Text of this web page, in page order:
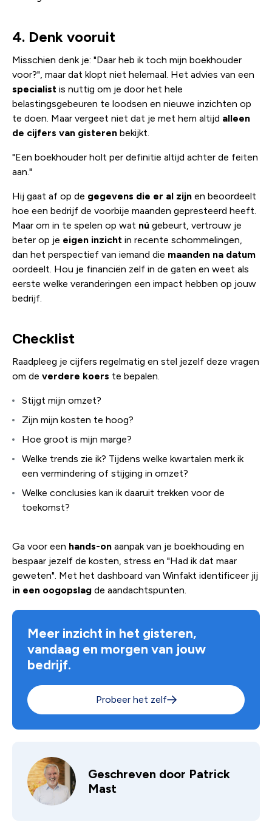
4. Denk vooruit
Misschien denk je: "Daar heb ik toch mijn boekhouder
voor?", maar dat klopt niet helemaal. Het advies van een
specialist is nuttig om je door het hele
belastingsgebeuren te loodsen en nieuwe inzichten op
te doen. Maar vergeet niet dat je met hem altijd alleen
de cijfers van gisteren bekijkt.
"Een boekhouder holt per definitie altijd achter de feiten
aan."
Hij gaat af op de gegevens die er al zijn en beoordeelt
hoe een bedrijf de voorbije maanden gepresteerd heeft.
Maar om in te spelen op wat nú gebeurt, vertrouw je
beter op je eigen inzicht in recente schommelingen,
dan het perspectief van iemand die maanden na datum
oordeelt. Hou je financiën zelf in de gaten en weet als
eerste welke veranderingen een impact hebben op jouw
bedrijf.
Checklist
Raadpleeg je cijfers regelmatig en stel jezelf deze vragen
om de verdere koers te bepalen.
Stijgt mijn omzet?
Zijn mijn kosten te hoog?
Hoe groot is mijn marge?
Welke trends zie ik? Tijdens welke kwartalen merk ik
een vermindering of stijging in omzet?
Welke conclusies kan ik daaruit trekken voor de
toekomst?
Ga voor een hands-on aanpak van je boekhouding en
bespaar jezelf de kosten, stress en "Had ik dat maar
geweten". Met het dashboard van Winfakt identificeer jij
in een oogopslag de aandachtspunten.
Meer inzicht in het gisteren,
vandaag en morgen van jouw
bedrijf.
Probeer het zelf
Geschreven door Patrick
Mast